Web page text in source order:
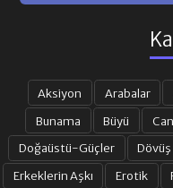
Aksiyon Arabalar
Bunama
Büyü
Doğaüstü-Güçler
Dövüş
Erkeklerin Aşkı
Erotik